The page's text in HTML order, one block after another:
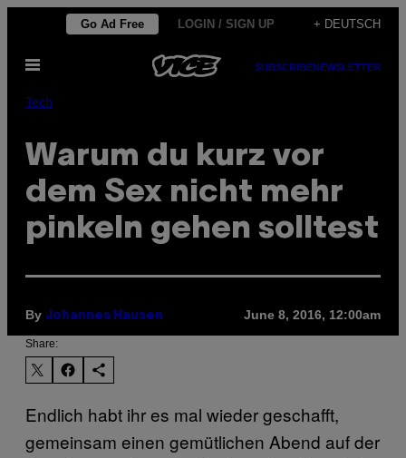
content
Go Ad Free LOGIN / SIGN UP + DEUTSCH
Open
SUBSCRIBENEWSLETTER
Tech
Warum du kurz vor
dem Sex nicht mehr
pinkeln gehen solltest
By Johannes Hausen June 8, 2016, 12:00am
Share:
Endlich habt ihr es mal wieder geschafft,
gemeinsam einen gemütlichen Abend auf der